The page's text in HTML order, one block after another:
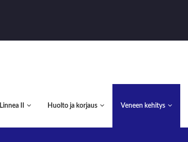
Linnea II Huolto ja korjaus Veneen kehitys